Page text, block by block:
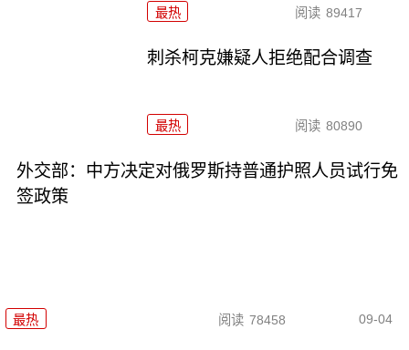
最热 阅读 89417
刺杀柯克嫌疑人拒绝配合调查
最热 阅读 80890
外交部：中方决定对俄罗斯持普通护照人员试行免
签政策
最热 阅读 78458 09-04